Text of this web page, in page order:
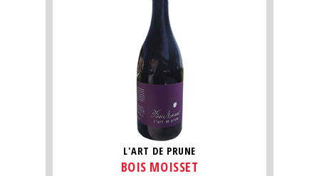
L'ART DE PRUNE
BOIS MOISSET